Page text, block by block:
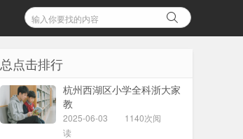
总点击排行
杭州西湖区小学全科浙大家
教
2025-06-03
1140次阅
读